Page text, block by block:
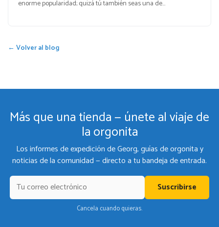
enorme popularidad; quizá tú también seas una de…
← Volver al blog
Más que una tienda — únete al viaje de
la orgonita
Los informes de expedición de Georg, guías de orgonita y
noticias de la comunidad — directo a tu bandeja de entrada.
Suscribirse
Cancela cuando quieras.